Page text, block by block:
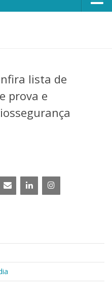
CONTATO
em Rede
lista de
prova e